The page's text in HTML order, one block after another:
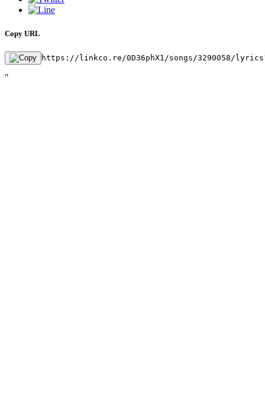
Copy URL
https://linkco.re/0D36phX1/songs/3290058/
"